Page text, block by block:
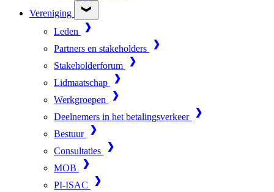
Vereniging
Leden
Partners en stakeholders
Stakeholderforum
Lidmaatschap
Werkgroepen
Deelnemers in het betalingsverkeer
Bestuur
Consultaties
MOB
PI-ISAC